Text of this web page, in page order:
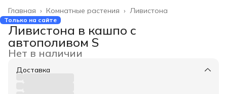
Ливистона
Комнатные растения ›
Главная ›
Только на сайте
Ливистона в кашпо с
автополивом S
Нет в наличии
Доставка